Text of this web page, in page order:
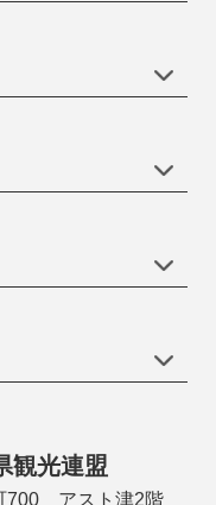
観光連盟
700 アスト津2階